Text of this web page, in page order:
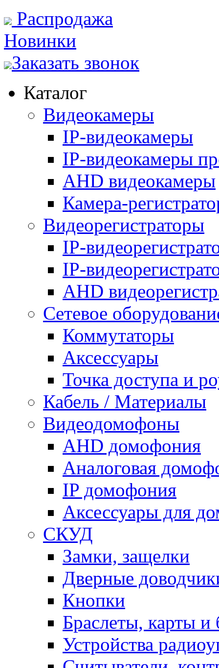
Распродажа
Новинки
Заказать звонок
Каталог
Видеокамеры
IP-видеокамеры
IP-видеокамеры
AHD видеокамеры
Камера-
Видеорегистраторы
IP-
IP-
AHD
Сетевое
Коммутаторы
Аксессуары
Точка доступа и
Кабель / Материалы
Видеодомофоны
AHD домофония
Аналоговая
IP домофония
Аксессуары для
СКУД
Замки, защелки
Дверные
Кнопки
Браслеты, карты и
Устройства